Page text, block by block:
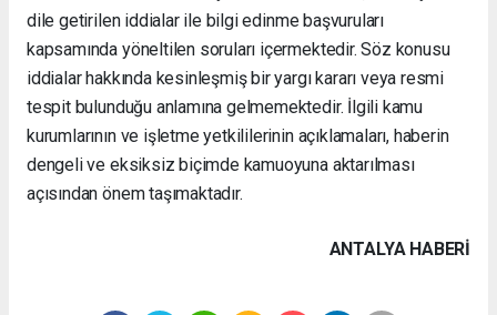
dile getirilen iddialar ile bilgi edinme başvuruları
kapsamında yöneltilen soruları içermektedir. Söz konusu
iddialar hakkında kesinleşmiş bir yargı kararı veya resmi
tespit bulunduğu anlamına gelmemektedir. İlgili kamu
kurumlarının ve işletme yetkililerinin açıklamaları, haberin
dengeli ve eksiksiz biçimde kamuoyuna aktarılması
açısından önem taşımaktadır.
ANTALYA HABERİ